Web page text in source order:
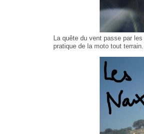
La quête du vent passe par
pratique de la moto tout